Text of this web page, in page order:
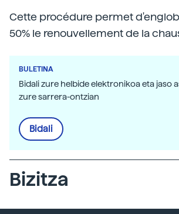
Cette procédure permet
50% le renouvellement de la
BULETINA
Bidali zure helbide elektronikoa eta jaso
zure sarrera-ontzian
Bidali
Bizitza